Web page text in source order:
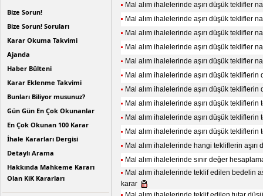
Bize Sorun!
Bize Sorun! Soruları
Karar Okuma Takvimi
Ajanda
Haber Bülteni
Karar Eklenme Takvimi
Bunları Biliyor musunuz?
Gün Gün En Çok Okunanlar
En Çok Okunan 100 Karar
İhale Kararları Dergisi
Detaylı Arama
Hakkında Mahkeme Kararı
Olan KiK Kararları
Mal alım ihalelerinde aşırı düşük teklifler
Mal alım ihalelerinde aşırı düşük teklifler
Mal alım ihalelerinde aşırı düşük teklifler
Mal alım ihalelerinde aşırı düşük teklifler
Mal alım ihalelerinde aşırı düşük teklifler
Mal alım ihalelerinde aşırı düşük
Mal alım ihalelerinde aşırı düşük
Mal alım ihalelerinde aşırı düşük
Mal alım ihalelerinde aşırı düşük tekliflerin
Mal alım ihalelerinde aşırı düşük tekliflerin
Mal alım ihalelerinde hangi tekliflerin
Mal alım ihalelerinde sınır değer
Mal alım ihalelerinde teklif edilen bedelin
karar